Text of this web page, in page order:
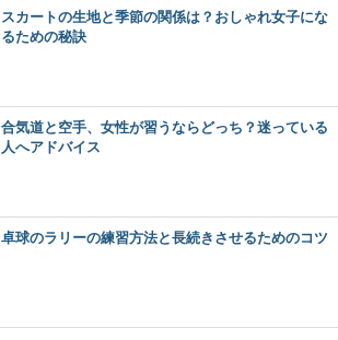
スカートの生地と季節の関係は？おしゃれ女子にな
るための秘訣
合気道と空手、女性が習うならどっち？迷っている
人へアドバイス
卓球のラリーの練習方法と長続きさせるためのコツ